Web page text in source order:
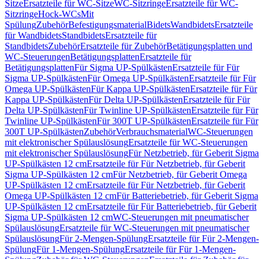
SitzeErsatzteile für WC-SitzeWC-SitzringeErsatzteile für WC-
SitzringeHock-WCsMit
SpülungZubehörBefestigungsmaterialBidetsWandbidetsErsatzteile
für WandbidetsStandbidetsErsatzteile für
StandbidetsZubehörErsatzteile für ZubehörBetätigungsplatten und
WC-SteuerungenBetätigungsplattenErsatzteile für
BetätigungsplattenFür Sigma UP-SpülkästenErsatzteile für Für
Sigma UP-SpülkästenFür Omega UP-SpülkästenErsatzteile für Für
Omega UP-SpülkästenFür Kappa UP-SpülkästenErsatzteile für Für
Kappa UP-SpülkästenFür Delta UP-SpülkästenErsatzteile für Für
Delta UP-SpülkästenFür Twinline UP-SpülkästenErsatzteile für Für
Twinline UP-SpülkästenFür 300T UP-SpülkästenErsatzteile für Für
300T UP-SpülkästenZubehörVerbrauchsmaterialWC-Steuerungen
mit elektronischer SpülauslösungErsatzteile für WC-Steuerungen
mit elektronischer SpülauslösungFür Netzbetrieb, für Geberit Sigma
UP-Spülkästen 12 cmErsatzteile für Für Netzbetrieb, für Geberit
Sigma UP-Spülkästen 12 cmFür Netzbetrieb, für Geberit Omega
UP-Spülkästen 12 cmErsatzteile für Für Netzbetrieb, für Geberit
Omega UP-Spülkästen 12 cmFür Batteriebetrieb, für Geberit Sigma
UP-Spülkästen 12 cmErsatzteile für Für Batteriebetrieb, für Geberit
Sigma UP-Spülkästen 12 cmWC-Steuerungen mit pneumatischer
SpülauslösungErsatzteile für WC-Steuerungen mit pneumatischer
SpülauslösungFür 2-Mengen-SpülungErsatzteile für Für 2-Mengen-
SpülungFür 1-Mengen-SpülungErsatzteile für Für 1-Mengen-